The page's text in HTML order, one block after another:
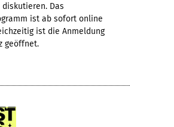
diskutieren. Das
ist ab sofort online
ist die Anmeldung
geöffnet.